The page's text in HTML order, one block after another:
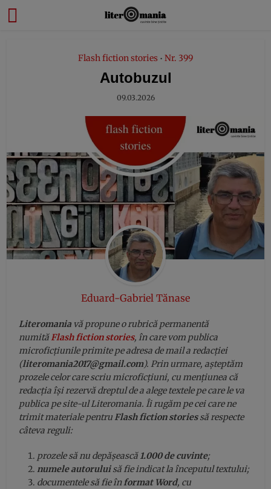
Flash fiction stories • Nr. 399
Autobuzul
09.03.2026
Eduard-Gabriel Tănase
Literomania vă propune o rubrică permanentă
numităFlash fiction stories, în care vom publica
microficțiunile primite pe adresa de mail a redacției
(literomania2017@gmail.com).Prin urmare, așteptăm
prozele celor care scriu microficțiuni, cu mențiunea că
redacția își rezervă dreptul de a alege textele pe care le va
publica pe site-ul Literomania. Îi rugăm pe cei care ne
trimit materiale pentru Flash fiction storiessă respecte
câteva reguli:
prozele să nu depășească1.000 de cuvinte;
numele autoruluisă fie indicat la începutul textului;
documentele să fie înformat Word, cu
modal-check